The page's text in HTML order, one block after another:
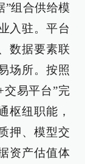
”组合供给模
入驻。平台
数据要素联
场所。按照
交易平台”完
枢纽职能，
押、模型交
资产估值体